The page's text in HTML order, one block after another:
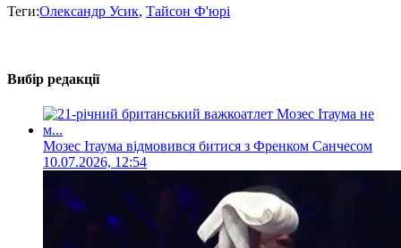
Теги:Олександр Усик, Тайсон Ф'юрі
Вибір редакції
Мозес Ітаума відмовився битися з Френком Санчесом
10.07.2026, 12:54